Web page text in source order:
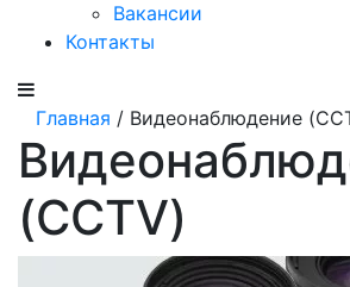
Вакансии
Контакты
Главная / Видеонаблюдение
(CCTV)